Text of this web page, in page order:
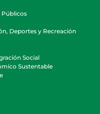
Públicos
Deportes y Recreación
Social
Sustentable